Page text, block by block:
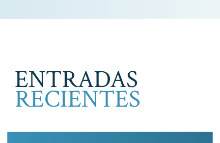
ENTRADAS
RECIENTES